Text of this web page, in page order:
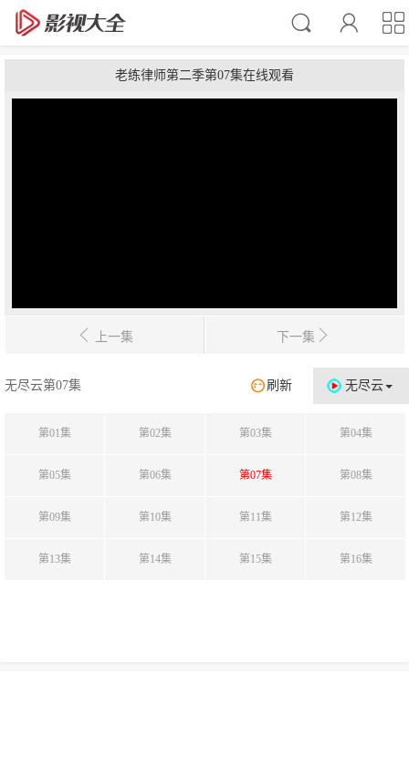
老练律师第二季第07集在线观看
上一集 下一集
无尽云
刷新
无尽云第07集
第01集 第02集 第03集 第04集
第05集 第06集 第07集 第08集
第09集 第10集 第11集 第12集
第13集 第14集 第15集 第16集